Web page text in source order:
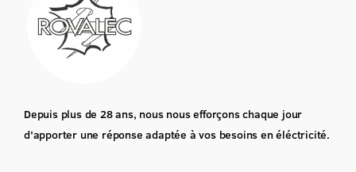
Depuis plus de 28 ans, nous nous efforçons chaque jour
d’apporter une réponse adaptée à vos besoins en éléctricité.